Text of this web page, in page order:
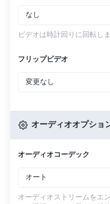
なし
ビデオは時計回りに回転しま
フリップビデオ
変更なし
オーディオオプショ
オーディオコーデック
オート
オーディオストリームをエ